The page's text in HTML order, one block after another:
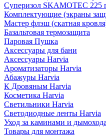
Суперизол SKAMOTEC 225
Комплектующие (экраны
Мастер флэш (скатная
Базальтовая термозащита
Паровая Пушка
Аксессуары для бани
Аксессуары Harvia
Ароматизаторы Harvia
Абажуры Harvia
К Дровяным Harvia
Косметика Harvia
Светильники Harvia
Светодиодные ленты Harvia
Уход за каминами и
Товары для монтажа